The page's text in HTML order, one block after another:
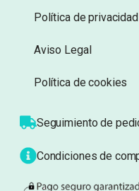
Información
Sobre nosotros
Atención al cliente
Blog